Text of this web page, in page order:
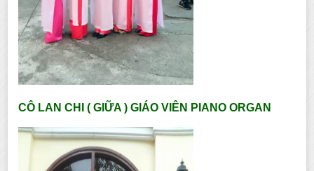
CÔ LAN CHI ( GIỮA ) GIÁO VIÊN PIANO ORGAN